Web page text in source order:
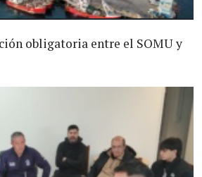
obligatoria entre el SOMU y